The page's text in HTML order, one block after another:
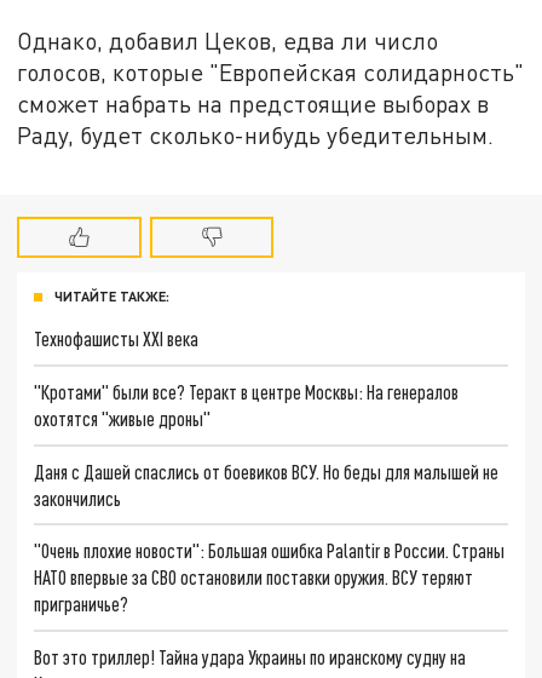
Однако, добавил Цеков, едва ли число
голосов, которые "Европейская солидарность"
сможет набрать на предстоящие выборах в
Раду, будет сколько-нибудь убедительным.
ЧИТАЙТЕ ТАКЖЕ:
Технофашисты XXI века
"Кротами" были все? Теракт в центре Москвы: На генералов
охотятся "живые дроны"
Даня с Дашей спаслись от боевиков ВСУ. Но беды для малышей не
закончились
"Очень плохие новости": Большая ошибка Palantir в России. Страны
НАТО впервые за СВО остановили поставки оружия. ВСУ теряют
приграничье?
Вот это триллер! Тайна удара Украины по иранскому судну на